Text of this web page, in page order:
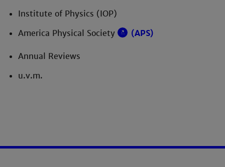
Institute of Physics (IOP)
America Physical Society
(APS)
Annual Reviews
u.v.m.